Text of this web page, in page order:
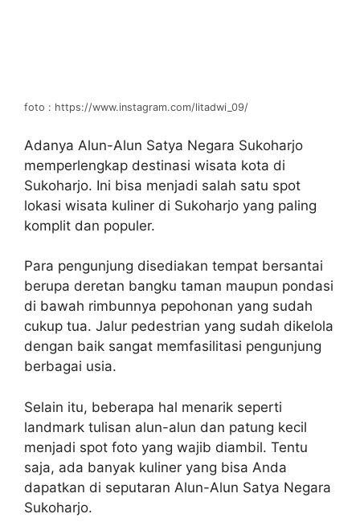
foto : https://www.instagram.com/litadwi_09/
Adanya Alun-Alun Satya Negara Sukoharjo
memperlengkap destinasi wisata kota di
Sukoharjo. Ini bisa menjadi salah satu spot
lokasi wisata kuliner di Sukoharjo yang paling
komplit dan populer.
Para pengunjung disediakan tempat bersantai
berupa deretan bangku taman maupun pondasi
di bawah rimbunnya pepohonan yang sudah
cukup tua. Jalur pedestrian yang sudah dikelola
dengan baik sangat memfasilitasi pengunjung
berbagai usia.
Selain itu, beberapa hal menarik seperti
landmark tulisan alun-alun dan patung kecil
menjadi spot foto yang wajib diambil. Tentu
saja, ada banyak kuliner yang bisa Anda
dapatkan di seputaran Alun-Alun Satya Negara
Sukoharjo.